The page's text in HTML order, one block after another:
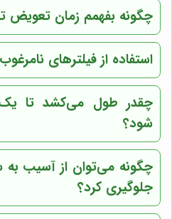
چگونه بفهمم زمان تعویض
استفاده از فیلترهای
چقدر طول می‌کشد تا یک
شود؟
چگونه می‌توان از آسیب به
جلوگیری کرد؟